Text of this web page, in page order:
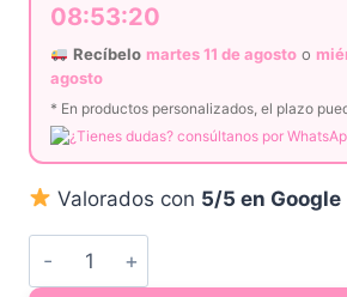
08:53:20
Recíbelo martes 11 de agostoo
agosto
* En productos personalizados, el plazo
¿Tienes dudas? consúltanos por
Valorados con 5/5 en Google
Ambientador